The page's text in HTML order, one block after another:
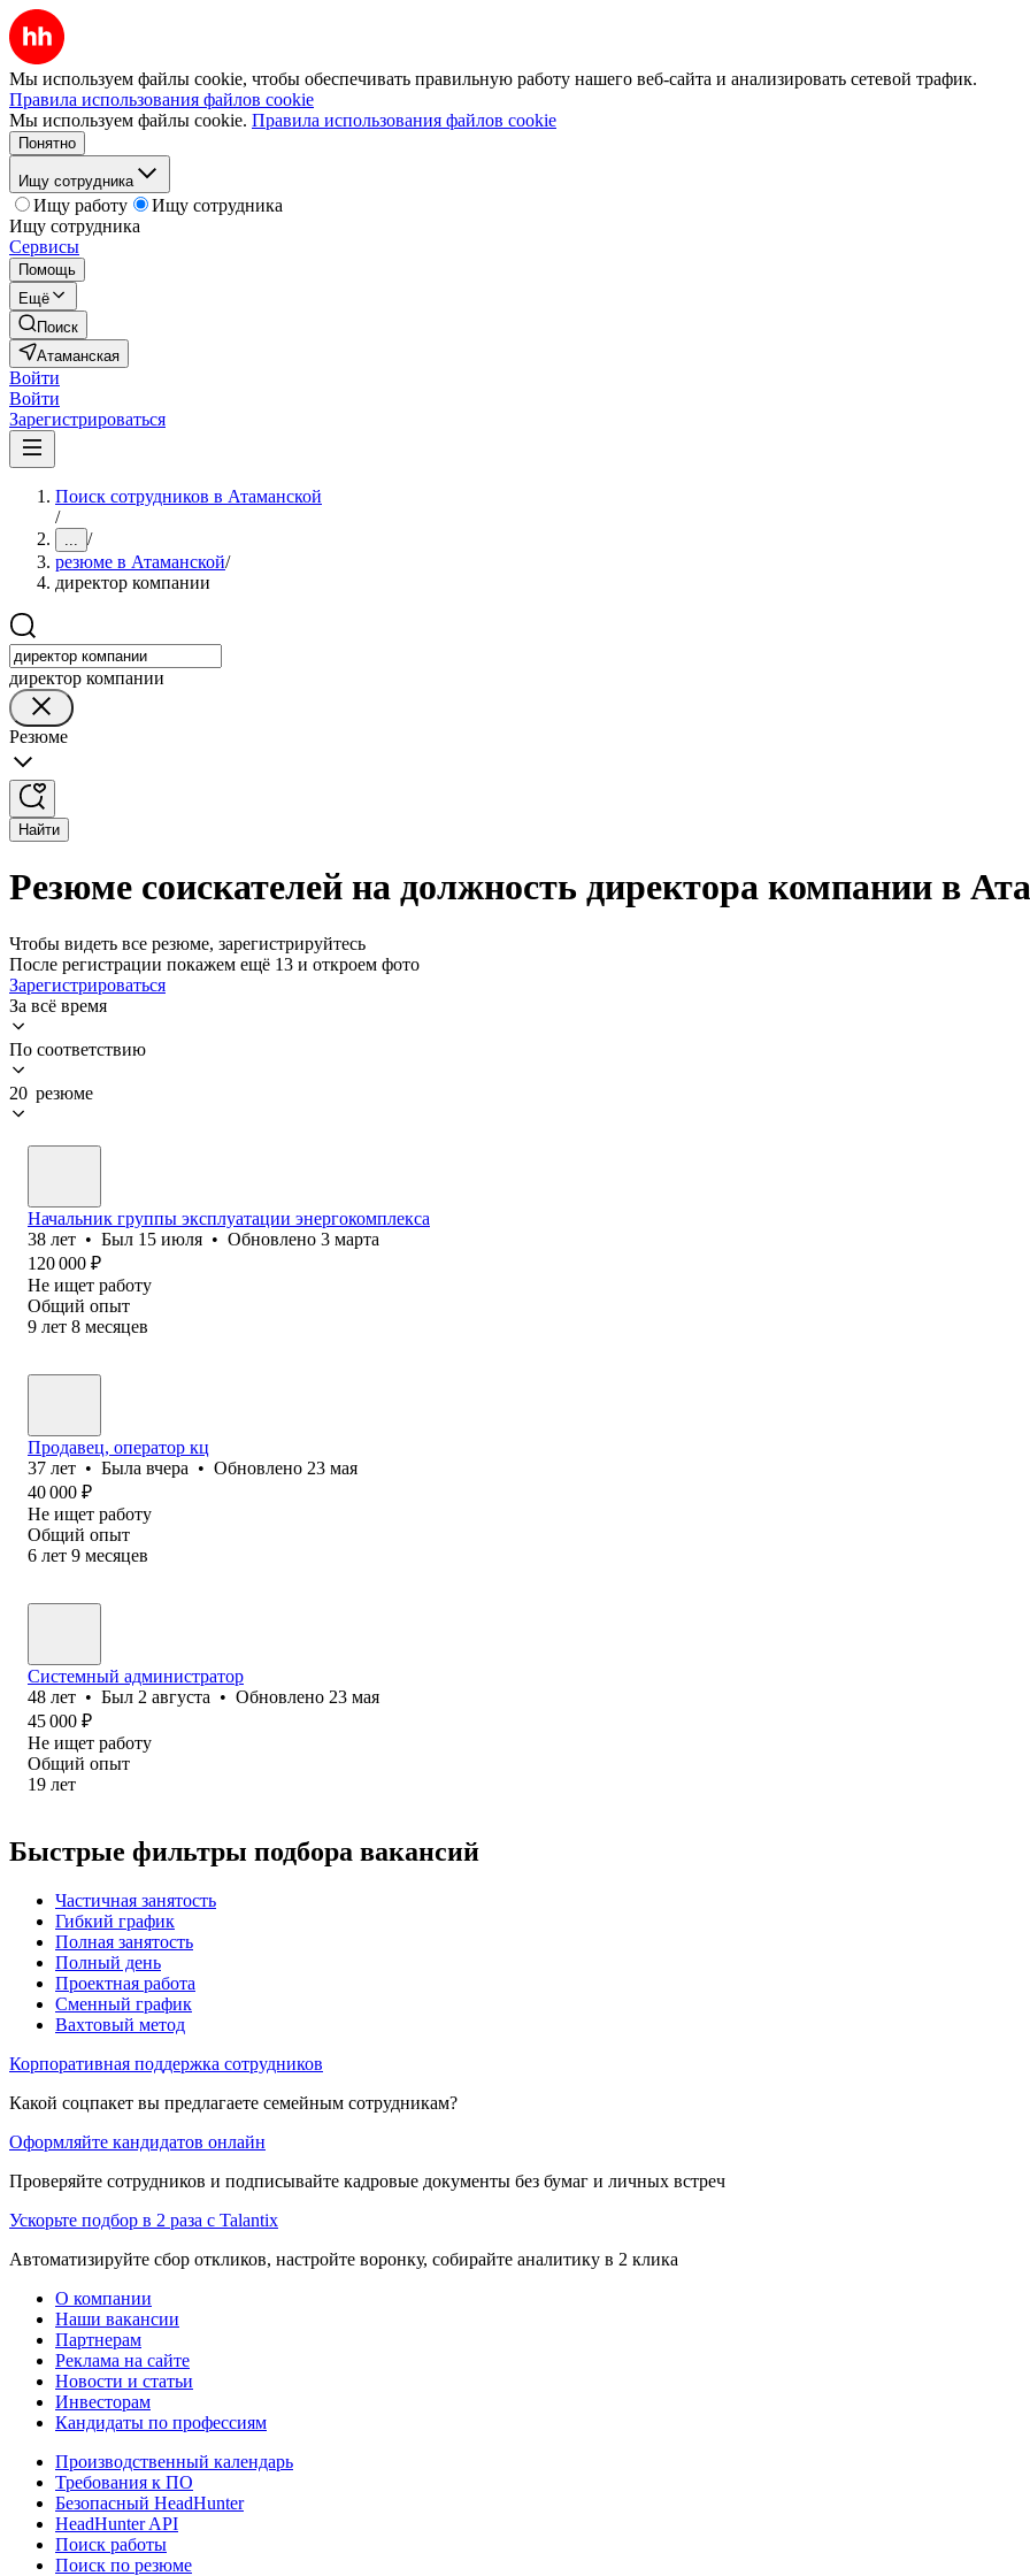
Мы используем файлы cookie, чтобы обеспечивать правильную работу нашего веб-сайта и анализировать сетевой трафик.
Правила использования файлов cookie
Мы используем файлы cookie. Правила использования файлов cookie
Понятно
Ищу сотрудника
Ищу работу
Ищу сотрудника
Ищу сотрудника
Сервисы
Помощь
Ещё
Поиск
Атаманская
Войти
Войти
Зарегистрироваться
Поиск сотрудников в Атаманской
/
... /
резюме в Атаманской/
директор компании
директор компании
Резюме
Найти
Резюме соискателей на должность директора компании в
Чтобы видеть все резюме, зарегистрируйтесь
После регистрации покажем ещё 13 и откроем фото
Зарегистрироваться
За всё время
По соответствию
20 резюме
Начальник группы эксплуатации энергокомплекса
38 лет • Был 15 июля • Обновлено 3 марта
120 000 ₽
Не ищет работу
Общий опыт
9 лет 8 месяцев
Продавец, оператор кц
37 лет • Была вчера • Обновлено 23 мая
40 000 ₽
Не ищет работу
Общий опыт
6 лет 9 месяцев
Системный администратор
48 лет • Был 2 августа • Обновлено 23 мая
45 000 ₽
Не ищет работу
Общий опыт
19 лет
Быстрые фильтры подбора вакансий
Частичная занятость
Гибкий график
Полная занятость
Полный день
Проектная работа
Сменный график
Вахтовый метод
Корпоративная поддержка сотрудников
Какой соцпакет вы предлагаете семейным сотрудникам?
Оформляйте кандидатов онлайн
Проверяйте сотрудников и подписывайте кадровые документы без бумаг и личных встреч
Ускорьте подбор в 2 раза с Talantix
Автоматизируйте сбор откликов, настройте воронку, собирайте аналитику в 2 клика
О компании
Наши вакансии
Партнерам
Реклама на сайте
Новости и статьи
Инвесторам
Кандидаты по профессиям
Производственный календарь
Требования к ПО
Безопасный HeadHunter
HeadHunter API
Поиск работы
Поиск по резюме